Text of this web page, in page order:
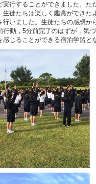
実行することができました。
生徒たちは楽しく鑑賞ができ
行いました。生徒たちの感想
行動，5分前完了のはずが，気
じることができる宿泊学習と